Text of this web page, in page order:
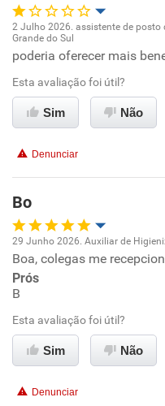
Recomenda a diretoria
Oportunidade de promoção
Ambiente de trabalho
Conciliação com a vida
Não recomenda a
2 Julho 2026. assistente de posto
Grande do Sul
poderia oferecer mais
Esta avaliação foi útil?
Sim Não
Denunciar
Bo
Oportunidade de
Conciliação com a vida
29 Junho 2026. Auxiliar de
Boa, colegas me
Prós
B
Esta avaliação foi útil?
Sim Não
Denunciar